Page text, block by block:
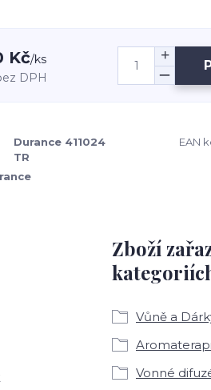
Kč/ks
DPH
Durance 411024
TR
EAN
Zboží
Vůně a
Vonné